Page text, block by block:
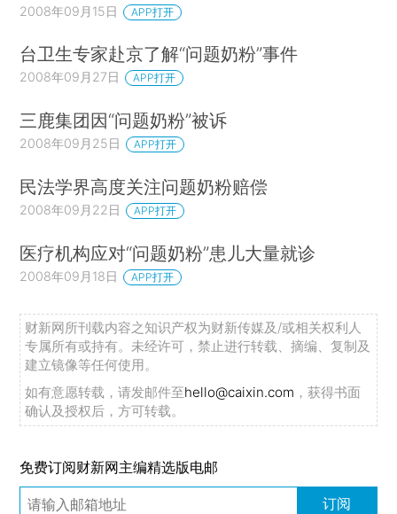
2008年09月15日 APP打开
台卫生专家赴京了解“问题奶粉”事件
2008年09月27日 APP打开
三鹿集团因“问题奶粉”被诉
2008年09月25日 APP打开
民法学界高度关注问题奶粉赔偿
2008年09月22日 APP打开
医疗机构应对“问题奶粉”患儿大量就诊
2008年09月18日 APP打开
财新网所刊载内容之知识产权为财新传媒及/或相关权利人
专属所有或持有。未经许可，禁止进行转载、摘编、复制及
建立镜像等任何使用。
如有意愿转载，请发邮件至hello@caixin.com ，获得书面
确认及授权后，方可转载。
免费订阅财新网主编精选版电邮
订阅